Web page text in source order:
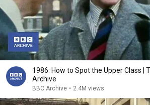
1986: How to Spot the Upper Class |
Archive
BBC Archive • 2.4M views